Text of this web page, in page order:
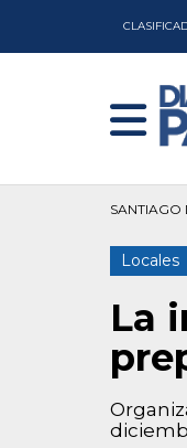
SANTIAGO
Locales
La